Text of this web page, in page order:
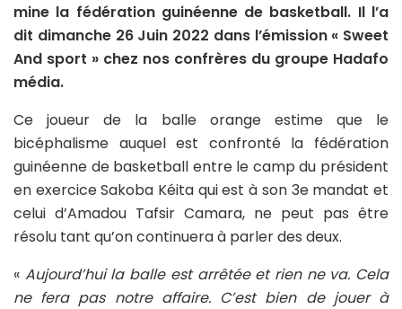
mine la fédération guinéenne de basketball. Il l’a
dit dimanche 26 Juin 2022 dans l’émission « Sweet
And sport » chez nos confrères du groupe Hadafo
média.
Ce joueur de la balle orange estime que le
bicéphalisme auquel est confronté la fédération
guinéenne de basketball entre le camp du président
en exercice Sakoba Kéita qui est à son 3e mandat et
celui d’Amadou Tafsir Camara, ne peut pas être
résolu tant qu’on continuera à parler des deux.
« Aujourd’hui la balle est arrêtée et rien ne va. Cela
ne fera pas notre affaire. C’est bien de jouer à